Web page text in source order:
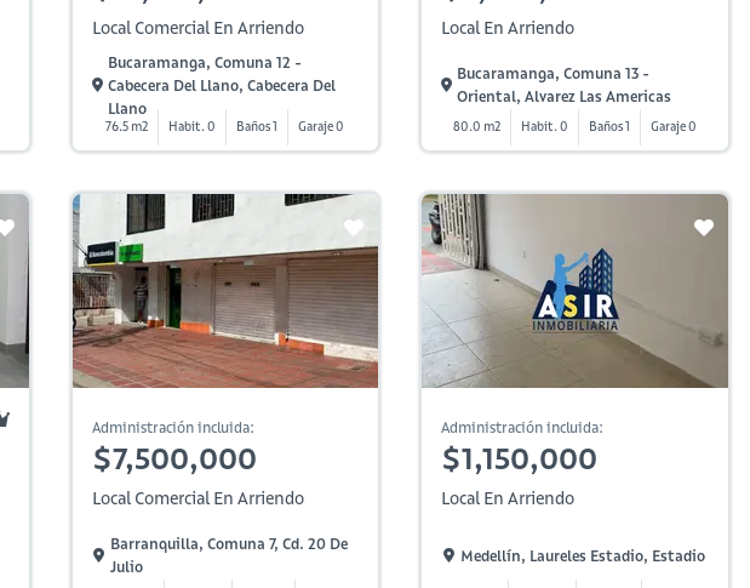
Local Comercial En Arriendo
Bucaramanga, Comuna 12 -
Cabecera Del Llano, Cabecera Del
Llano
76.5 m2 Habit. 0 Baños 1 Garaje 0
Local En Arriendo
Bucaramanga, Comuna 13 -
Oriental, Alvarez Las Americas
80.0 m2 Habit. 0 Baños 1 Garaje 0
Administración incluida:
$7,500,000
Local Comercial En Arriendo
Barranquilla, Comuna 7, Cd. 20 De
Julio
Administración incluida:
$1,150,000
Local En Arriendo
Medellín, Laureles Estadio, Estadio